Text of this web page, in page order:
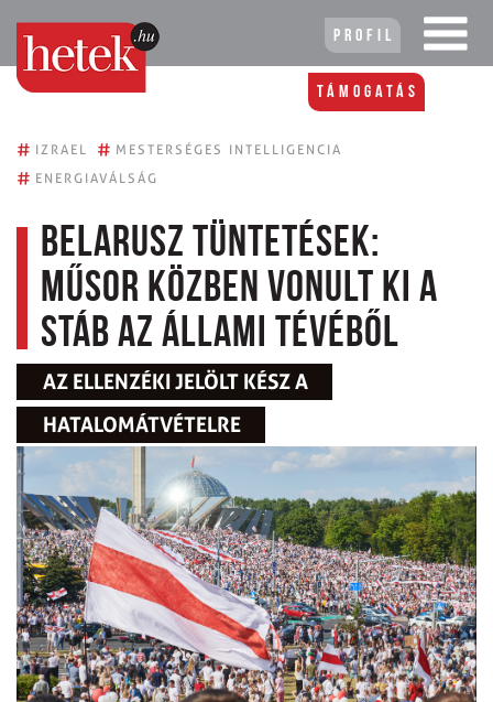
Profil
Támogatás
# IZRAEL # MESTERSÉGES INTELLIGENCIA
# ENERGIAVÁLSÁG
Belarusz tüntetések:
műsor közben vonult ki a
stáb az állami tévéből
AZ ELLENZÉKI JELÖLT KÉSZ A
HATALOMÁTVÉTELRE